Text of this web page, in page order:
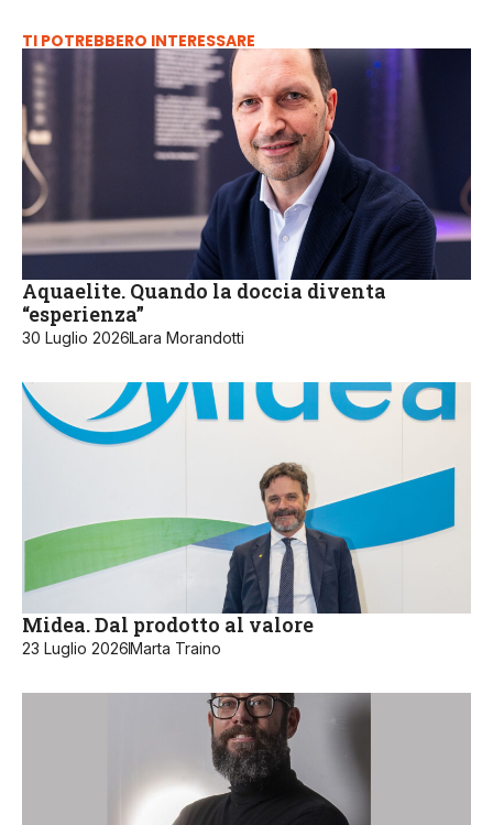
TI POTREBBERO INTERESSARE
Aquaelite. Quando la doccia diventa
“esperienza”
30 Luglio 2026Lara Morandotti
Midea. Dal prodotto al valore
23 Luglio 2026Marta Traino